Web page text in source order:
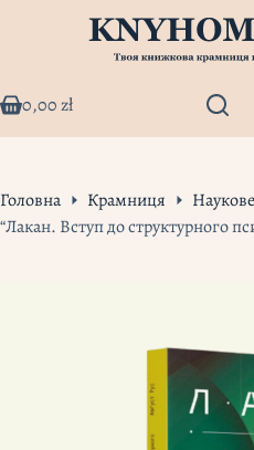
Кошик
0,00zł
Головна Крамниця
Наукове
“Лакан. Вступ до структурного